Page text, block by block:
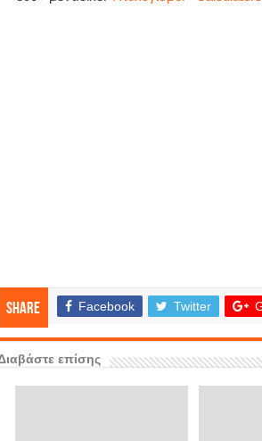
Share Facebook Twitter
επίσης